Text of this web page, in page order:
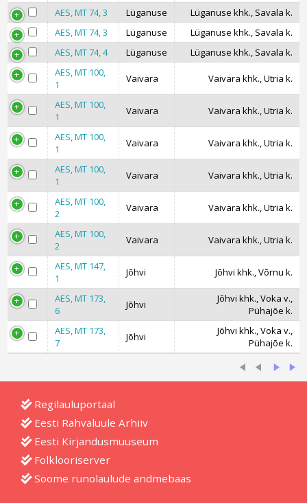
AES, MT 74, 3 Lüganuse
Lüganuse khk., Savala k.
AES, MT 74, 3
Lüganuse
Lüganuse khk., Savala k.
AES, MT 74, 4
Lüganuse
Lüganuse khk., Savala k.
AES, MT 100,
1
Vaivara Vaivara khk., Utria k.
AES, MT 100,
1
Vaivara Vaivara khk., Utria k.
AES, MT 100,
1
Vaivara Vaivara khk., Utria k.
AES, MT 100,
1
Vaivara Vaivara khk., Utria k.
AES, MT 100,
2
Vaivara Vaivara khk., Utria k.
AES, MT 100,
2
Vaivara Vaivara khk., Utria k.
AES, MT 147,
1
Jõhvi Jõhvi khk., Võrnu k.
AES, MT 173,
6
Jõhvi
Jõhvi khk., Voka v.,
Pühajõe k.
AES, MT 173,
7
Jõhvi
Jõhvi khk., Voka v.,
Pühajõe k.
Regilauluportaal
Eesti Rahvaluule Arhiiv
Eesti Kirjandusmuuseum
Folklooriserver
Soome runolaulude andmebaas